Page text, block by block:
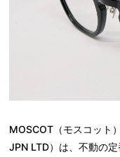
MOSCOT（モスコット
JPN LTD）は、不動の